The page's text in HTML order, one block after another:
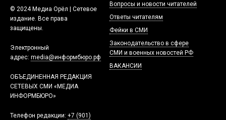
© 2024 Медиа Орёл | Сетевое
издание. Все права
защищены.
Электронный
адрес: media@информбюро.рф
ОБЪЕДИНЕННАЯ РЕДАКЦИЯ
СЕТЕВЫХ СМИ «МЕДИА
ИНФОРМБЮРО»
Телефон редакции: +7 (901)
Вопросы и новости читателей
Ответы читателям
Фейки в СМИ
Законодательство в сфере
СМИ и военных новостей РФ
ВАКАНСИИ